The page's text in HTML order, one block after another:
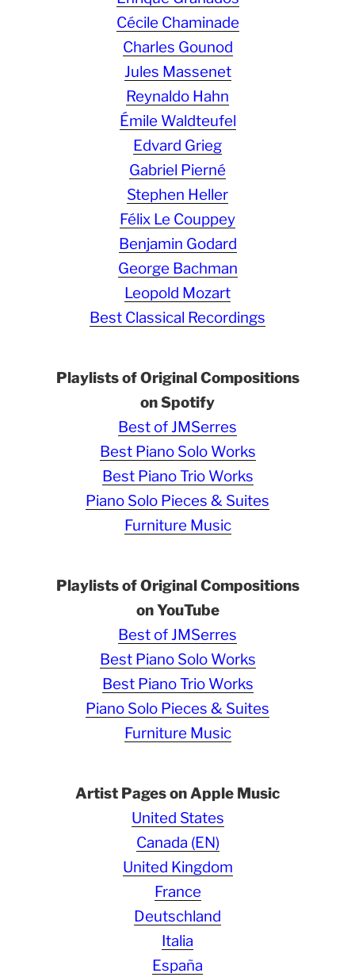
Cécile Chaminade
Charles Gounod
Jules Massenet
Reynaldo Hahn
Émile Waldteufel
Edvard Grieg
Gabriel Pierné
Stephen Heller
Félix Le Couppey
Benjamin Godard
George Bachman
Leopold Mozart
Best Classical Recordings
Playlists of Original Compositions
on Spotify
Best of JMSerres
Best Piano Solo Works
Best Piano Trio Works
Piano Solo Pieces & Suites
Furniture Music
Playlists of Original Compositions
on YouTube
Best of JMSerres
Best Piano Solo Works
Best Piano Trio Works
Piano Solo Pieces & Suites
Furniture Music
Artist Pages on Apple Music
United States
Canada (EN)
United Kingdom
France
Deutschland
Italia
España